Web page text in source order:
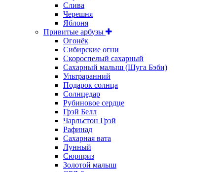
Слива
Черешня
Яблоня
Привитые арбузы
Огонёк
Сибирские огни
Скороспелый сахарный
Сахарный малыш (Шуга Бэби)
Ультраранний
Подарок солнца
Солнцедар
Рубиновое сердце
Грэй Белл
Чарльстон Грэй
Рафинад
Сахарная вата
Лунный
Сюрприз
Золотой малыш